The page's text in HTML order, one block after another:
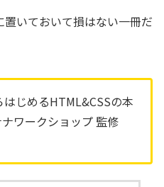
いておいて損はない一冊だ
じめるHTML&CSSの本
ワークショップ 監修